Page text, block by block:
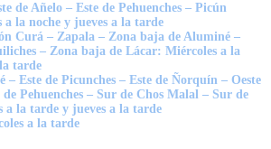
de Añelo – Este de Pehuenches – Picún
a la noche y jueves a la tarde
Curá – Zapala – Zona baja de Aluminé –
– Zona baja de Lácar: Miércoles a la
tarde
– Este de Picunches – Este de Ñorquín – Oeste
de Pehuenches – Sur de Chos Malal – Sur de
a la tarde y jueves a la tarde
a la tarde